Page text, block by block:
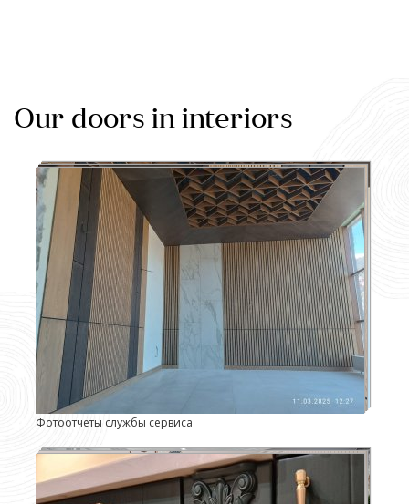
Our doors in interiors
Фотоотчеты службы сервиса